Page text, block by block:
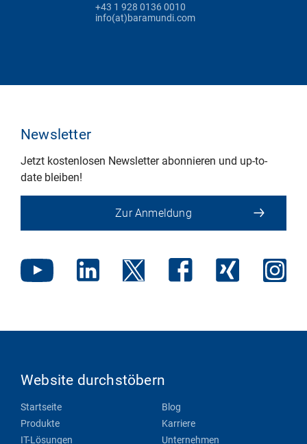
+43 1 928 0136 0010
info(at)baramundi.com
Newsletter
Jetzt kostenlosen Newsletter abonnieren und up-to-
date bleiben!
Zur Anmeldung
Website durchstöbern
Startseite
Produkte
IT-Lösungen
Blog
Karriere
Unternehmen